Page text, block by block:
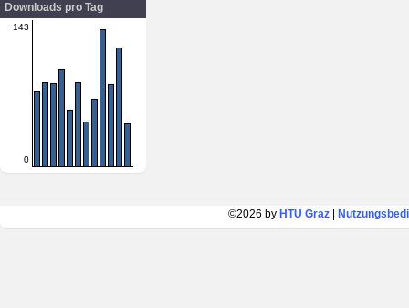
Downloads pro Tag
143
0
©2026 by HTU Graz|